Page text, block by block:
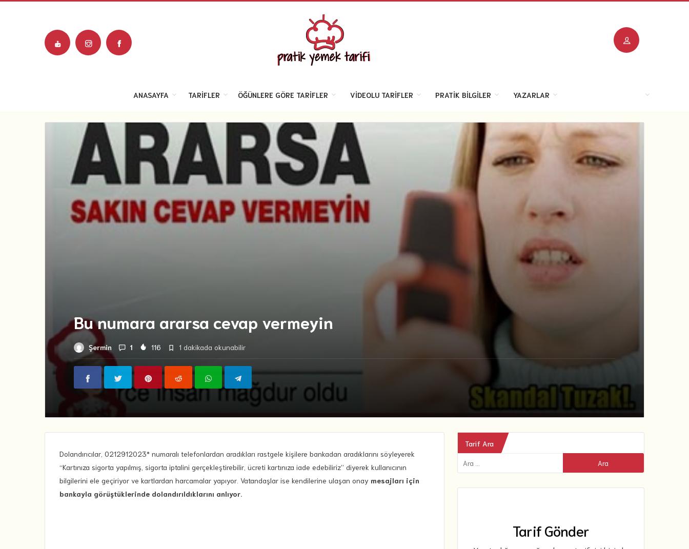
ANASAYFA TARIFLER ÖĞÜNLERE GÖRE TARIFLER VIDEOLU TARIFLER PRATIK BILGILER YAZARLAR
Bu numara ararsa cevap vermeyin
Şermin 1 116 1 dakikada okunabilir
Dolandırıcılar, 0212912023* numaralı telefonlardan aradıkları rastgele kişilere bankadan aradıklarını söyleyerek
“Kartınıza sigorta yapılmış, sigorta iptalini gerçekleştirebilir, ücreti kartınıza iade edebiliriz” diyerek kullanıcının
bilgilerini ele geçiriyor ve kartlardan harcamalar yapıyor. Vatandaşlar ise kendilerine ulaşan onay mesajları için
bankayla görüştüklerinde dolandırıldıklarını anlıyor.
Tarif Ara
Tarif Gönder